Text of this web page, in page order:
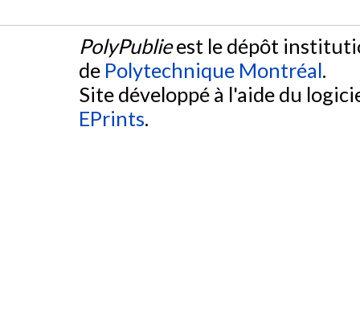
PolyPublieest le dépôt
de Polytechnique Montréal.
Site développé à l'aide du
EPrints.